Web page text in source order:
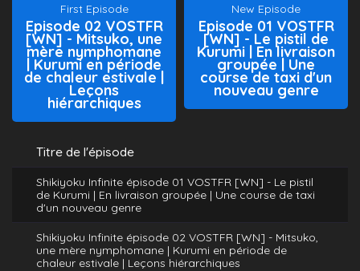
First Episode
Episode 02 VOSTFR
[WN] - Mitsuko, une
mère nymphomane
| Kurumi en période
de chaleur estivale |
Leçons
hiérarchiques
New Episode
Episode 01 VOSTFR
[WN] - Le pistil de
Kurumi | En livraison
groupée | Une
course de taxi d'un
nouveau genre
Titre de l'épisode
Shikiyoku Infinite épisode 01 VOSTFR [WN] - Le pistil
de Kurumi | En livraison groupée | Une course de taxi
d'un nouveau genre
Shikiyoku Infinite épisode 02 VOSTFR [WN] - Mitsuko,
une mère nymphomane | Kurumi en période de
chaleur estivale | Leçons hiérarchiques